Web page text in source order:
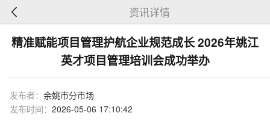
资讯详情
精准赋能项目管理护航企业规范成长 2026年姚江
英才项目管理培训会成功举办
发布者： 余姚市分市场
发布时间： 2026-05-06 17:10:42